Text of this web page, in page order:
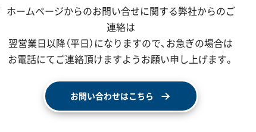
ホームページからのお問い合せに関する弊社からのご
連絡は
翌営業日以降（平日）になりますので、 お急ぎの場合は
お電話にてご連絡頂けますようお願い申し上げます。
お問い合わせはこちら